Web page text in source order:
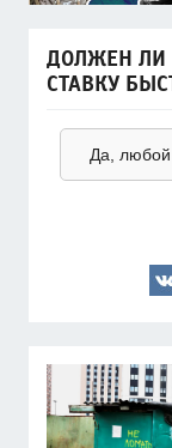
ДОЛЖЕН ЛИ
СТАВКУ